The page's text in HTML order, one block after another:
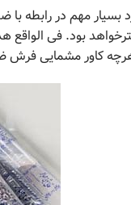
بسیار مهم در
بود. فی
کاور مشمایی فرش